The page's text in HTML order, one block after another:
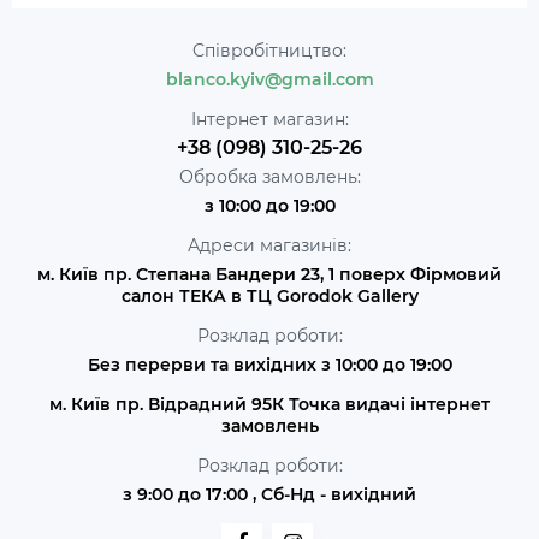
Співробітництво:
blanco.kyiv@gmail.com
Інтернет магазин:
+38 (098) 310-25-26
Обробка замовлень:
з 10:00 до 19:00
Адреси магазинів:
м. Київ пр. Степана Бандери 23, 1 поверх Фірмовий
салон ТЕКА в ТЦ Gorodok Gallery
Розклад роботи:
Без перерви та вихідних з 10:00 до 19:00
м. Київ пр. Відрадний 95К Точка видачі інтернет
замовлень
Розклад роботи:
з 9:00 до 17:00 , Сб-Нд - вихідний